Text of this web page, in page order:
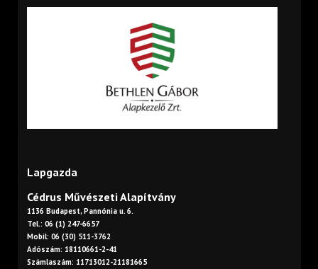
Lapgazda
Cédrus Művészeti Alapítvány
1136 Budapest, Pannónia u. 6.
Tel.: 06 (1) 247-6657
Mobil: 06 (30) 511-3762
Adószám: 18110661-2-41
Számlaszám: 11713012-21181665